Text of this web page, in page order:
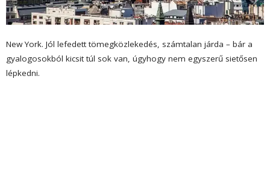
New York. Jól lefedett tömegközlekedés, számtalan járda – bár a
gyalogosokból kicsit túl sok van, úgyhogy nem egyszerű sietősen
lépkedni.